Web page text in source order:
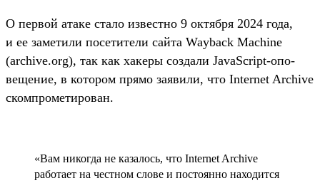
О пер­вой ата­ке ста­ло извес­тно 9 октября 2024 года,
и ее замети­ли посети­тели сай­та Wayback Machine
(archive.org), так как хакеры соз­дали JavaScript-опо­
веще­ние, в котором пря­мо заяви­ли, что Internet Archive
ском­про­мети­рован.
«Вам никог­да не казалось, что Internet Archive
работа­ет на чес­тном сло­ве и пос­тоян­но находит­ся